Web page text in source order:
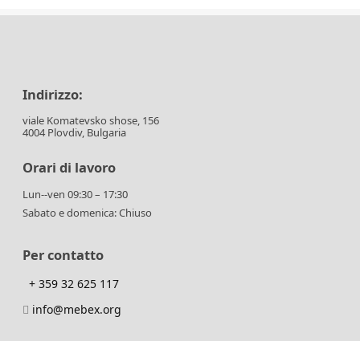
Indirizzo:
viale Komatevsko shose, 156
4004 Plovdiv, Bulgaria
Orari di lavoro
Lun--ven 09:30 – 17:30
Sabato e domenica: Chiuso
Per contatto
+ 359 32 625 117
info@mebex.org